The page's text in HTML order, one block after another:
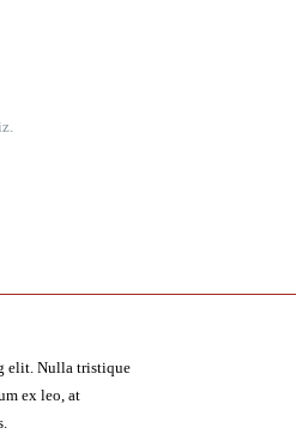
elit. Nulla tristique
ex leo, at